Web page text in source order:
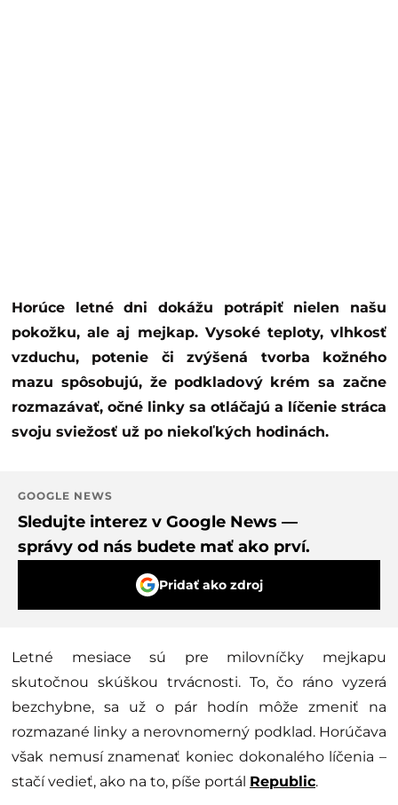
Horúce letné dni dokážu potrápiť nielen našu
pokožku, ale aj mejkap. Vysoké teploty, vlhkosť
vzduchu, potenie či zvýšená tvorba kožného
mazu spôsobujú, že podkladový krém sa začne
rozmazávať, očné linky sa otláčajú a líčenie stráca
svoju sviežosť už po niekoľkých hodinách.
GOOGLE NEWS
Sledujte interez v Google News —
správy od nás budete mať ako prví.
Pridať ako zdroj
Letné mesiace sú pre milovníčky mejkapu
skutočnou skúškou trvácnosti. To, čo ráno vyzerá
bezchybne, sa už o pár hodín môže zmeniť na
rozmazané linky a nerovnomerný podklad. Horúčava
však nemusí znamenať koniec dokonalého líčenia –
stačí vedieť, ako na to, píše portál Republic.